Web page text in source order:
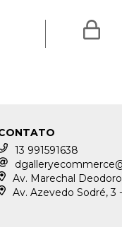
13 991591638
Av. Marechal
Av. Azevedo Sodré, 3